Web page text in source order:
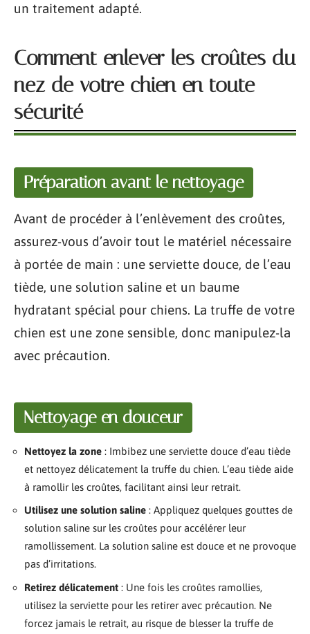
un traitement adapté.
Comment enlever les croûtes du
nez de votre chien en toute
sécurité
Préparation avant le nettoyage
Avant de procéder à l’enlèvement des croûtes,
assurez-vous d’avoir tout le matériel nécessaire
à portée de main : une serviette douce, de l’eau
tiède, une solution saline et un baume
hydratant spécial pour chiens. La truffe de votre
chien est une zone sensible, donc manipulez-la
avec précaution.
Nettoyage en douceur
Nettoyez la zone : Imbibez une serviette douce d’eau tiède
et nettoyez délicatement la truffe du chien. L’eau tiède aide
à ramollir les croûtes, facilitant ainsi leur retrait.
Utilisez une solution saline : Appliquez quelques gouttes de
solution saline sur les croûtes pour accélérer leur
ramollissement. La solution saline est douce et ne provoque
pas d’irritations.
Retirez délicatement : Une fois les croûtes ramollies,
utilisez la serviette pour les retirer avec précaution. Ne
forcez jamais le retrait, au risque de blesser la truffe de